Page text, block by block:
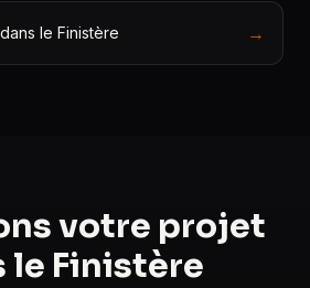
le Finistère →
votre projet
le Finistère